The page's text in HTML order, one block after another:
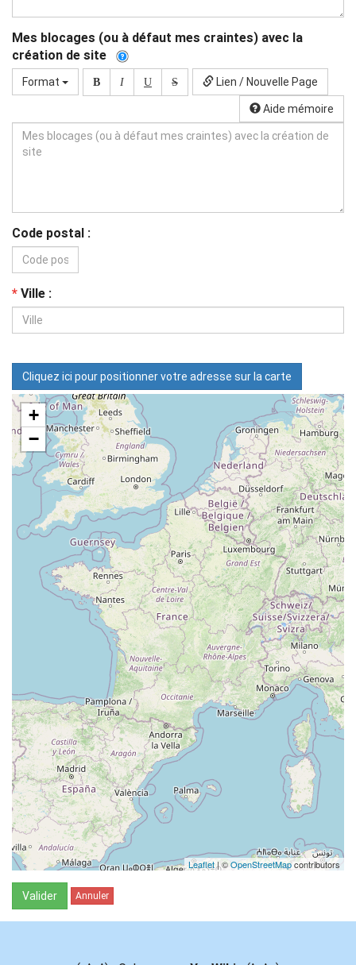
Mes blocages (ou à défaut mes craintes) avec la
création de site
Format B I U S Lien / Nouvelle Page
Aide mémoire
Code postal :
* Ville :
Cliquez ici pour positionner votre adresse sur la carte
+
−
Leaflet| ©OpenStreetMapcontributors
Valider Annuler